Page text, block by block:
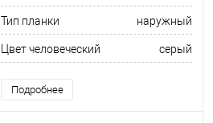
Тип планки наружный
Цвет человеческий серый
Подробнее